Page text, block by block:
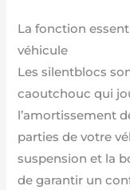
La fonction
véhicule
Les silentblocs
caoutchouc qui
l’amortissement
parties de votre
suspension et la
de garantir un